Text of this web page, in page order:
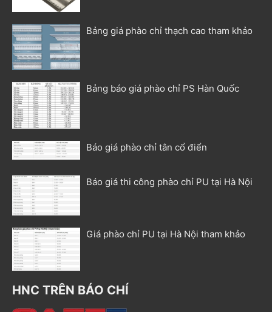
Bảng giá phào chỉ thạch cao tham khảo
Bảng báo giá phào chỉ PS Hàn Quốc
Báo giá phào chỉ tân cổ điển
Báo giá thi công phào chỉ PU tại Hà Nội
Giá phào chỉ PU tại Hà Nội tham khảo
HNC TRÊN BÁO CHÍ